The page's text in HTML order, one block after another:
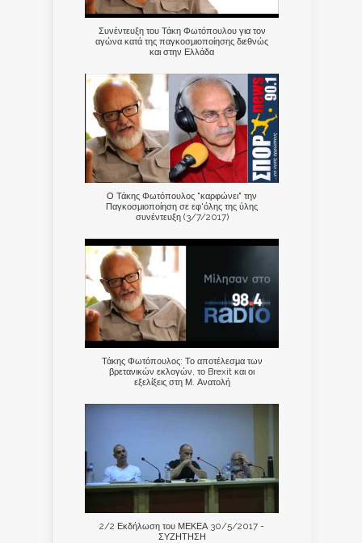
Συνέντευξη του Τάκη Φωτόπουλου για τον
αγώνα κατά της παγκοσμιοποίησης διεθνώς
και στην Ελλάδα
Ο Τάκης Φωτόπουλος "καρφώνει" την
Παγκοσμιοποίηση σε εφ'όλης της ύλης
συνέντευξη (3/7/2017)
Τάκης Φωτόπουλος: Το αποτέλεσμα των
βρετανικών εκλογών, το Brexit και οι
εξελίξεις στη Μ. Ανατολή
2/2 Εκδήλωση του ΜΕΚΕΑ 30/5/2017 -
ΣΥΖΗΤΗΣΗ